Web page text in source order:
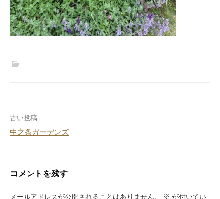
投
稿
ビ
ゲ
古い投稿
中之条ガーデンズ
コメントを残す
メールアドレスが公開されることはありません。 ※ が付いてい